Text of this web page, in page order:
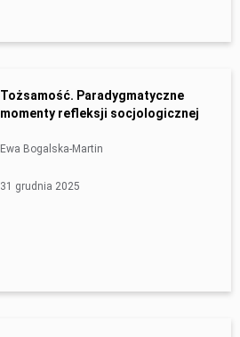
Tożsamość. Paradygmatyczne
momenty refleksji socjologicznej
Ewa Bogalska-Martin
31 grudnia 2025